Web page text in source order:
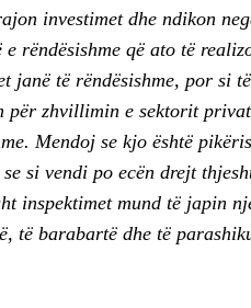
investimet dhe ndikon
rëndësishme që ato të
janë të rëndësishme, por si
për zhvillimin e sektorit
Mendoj se kjo është
si vendi po ecën drejt
inspektimet mund të japin
të barabartë dhe të